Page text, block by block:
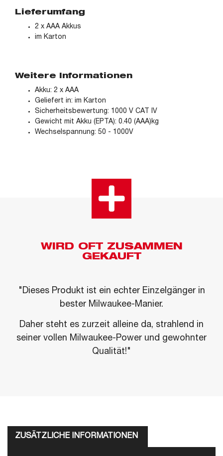
Lieferumfang
2 x AAA Akkus
im Karton
Weitere Informationen
Akku: 2 x AAA
Geliefert in: im Karton
Sicherheitsbewertung: 1000 V CAT IV
Gewicht mit Akku (EPTA): 0.40 (AAA)kg
Wechselspannung: 50 - 1000V
WIRD OFT ZUSAMMEN
GEKAUFT
"Dieses Produkt ist ein echter Einzelgänger in
bester Milwaukee-Manier.
Daher steht es zurzeit alleine da, strahlend in
seiner vollen Milwaukee-Power und gewohnter
Qualität!"
ZUSÄTZLICHE INFORMATIONEN